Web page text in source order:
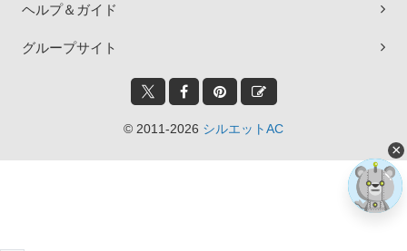
ヘルプ＆ガイド
グループサイト
© 2011-2026 シルエットAC
×